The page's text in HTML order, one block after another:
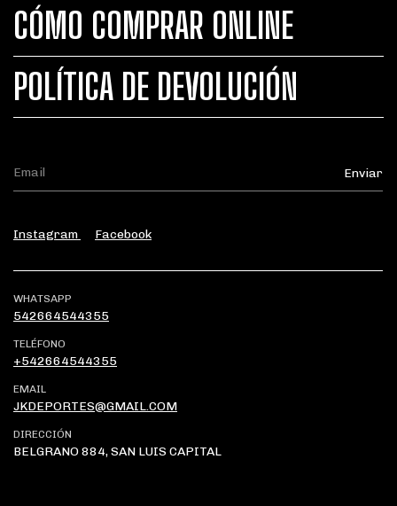
CÓMO COMPRAR ONLINE
POLÍTICA DE DEVOLUCIÓN
Instagram Facebook
WHATSAPP
542664544355
TELÉFONO
+542664544355
EMAIL
JKDEPORTES@GMAIL.COM
DIRECCIÓN
BELGRANO 884, SAN LUIS CAPITAL